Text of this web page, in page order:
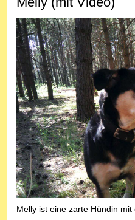
Melly ist eine zarte Hündin mit